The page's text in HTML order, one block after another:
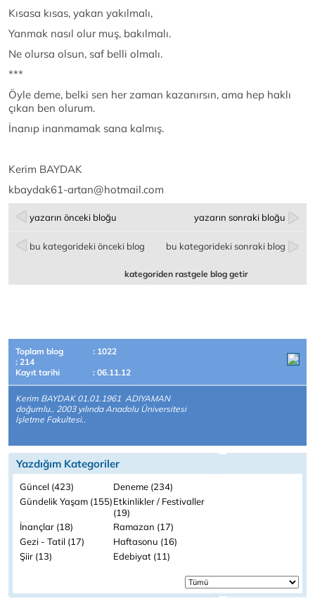
Kısasa kısas, yakan yakılmalı,
Yanmak nasıl olur muş, bakılmalı.
Ne olursa olsun, saf belli olmalı.
***
Öyle deme, belki sen her zaman kazanırsın, ama hep haklı
çıkan ben olurum.
İnanıp inanmamak sana kalmış.
Kerim BAYDAK
kbaydak61-artan@hotmail.com
yazarın önceki bloğu yazarın sonraki bloğu
bu kategorideki önceki blog bu kategorideki sonraki blog
kategoriden rastgele blog getir
Toplam blog
: 1022
: 214
Kayıt tarihi
: 06.11.12
Kerim BAYDAK 01.01.1961 ADIYAMAN
doğumlu.. 2003 yılında Anadolu Üniversitesi
İşletme Fakultesi..
Yazdığım Kategoriler
Güncel (423)
Deneme (234)
Gündelik Yaşam (155)Etkinlikler / Festivaller
(19)
İnançlar (18)
Ramazan (17)
Gezi - Tatil (17)
Haftasonu (16)
Şiir (13)
Edebiyat (11)